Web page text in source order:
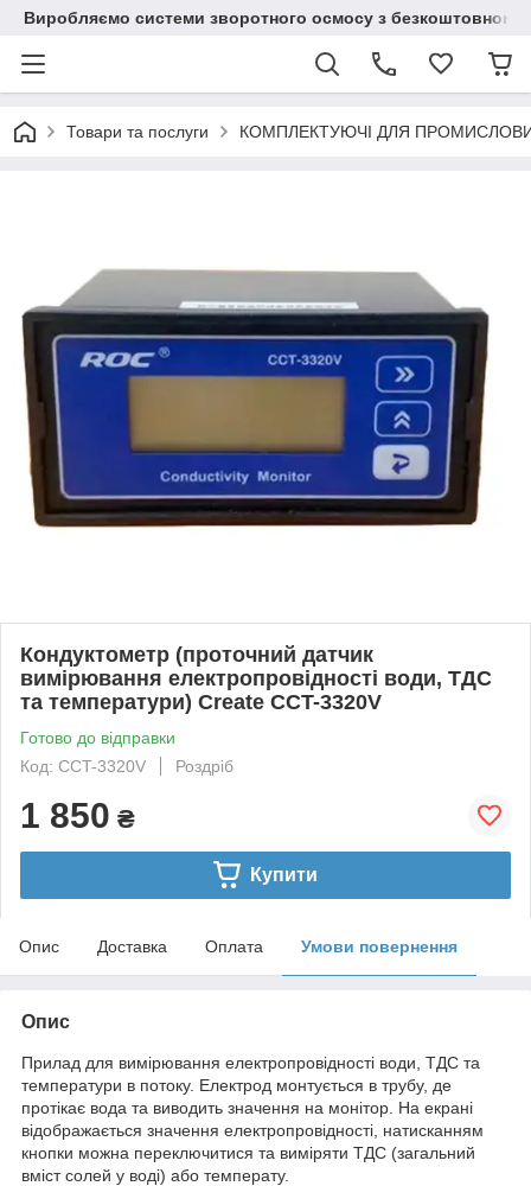
Виробляємо системи зворотного осмосу з безкоштовною
Товари та послуги КОМПЛЕКТУЮЧІ ДЛЯ
Кондуктометр (проточний датчик
вимірювання електропровідності води, ТДС
та температури) Create CCT-3320V
Готово до відправки
Код: CCT-3320V
Роздріб
1 850 ₴
Купити
Опис Доставка Оплата Умови повернення
Опис
Прилад для вимірювання електропровідності води, ТДС та
температури в потоку. Електрод монтується в трубу, де
протікає вода та виводить значення на монітор. На екрані
відображається значення електропровідності, натисканням
кнопки можна переключитися та виміряти ТДС (загальний
вміст солей у воді) або температу.